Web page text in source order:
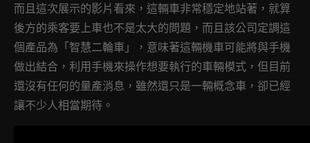
而且這次展示的影片看來，這輛車非常穩定地站著，就算
後方的乘客要上車也不是太大的問題，而且該公司定調這
個產品為「智慧二輪車」，意味著這輛機車可能將與手機
做出結合，利用手機來操作想要執行的車輛模式，但目前
還沒有任何的量產消息，雖然還只是一輛概念車，卻已經
讓不少人相當期待。